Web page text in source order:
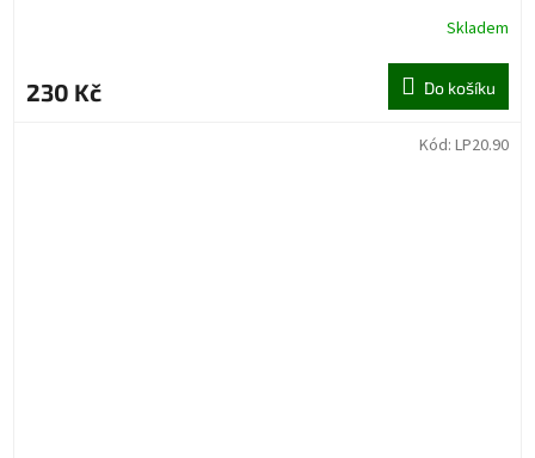
Skladem
230 Kč Do košíku
Kód: LP20.90